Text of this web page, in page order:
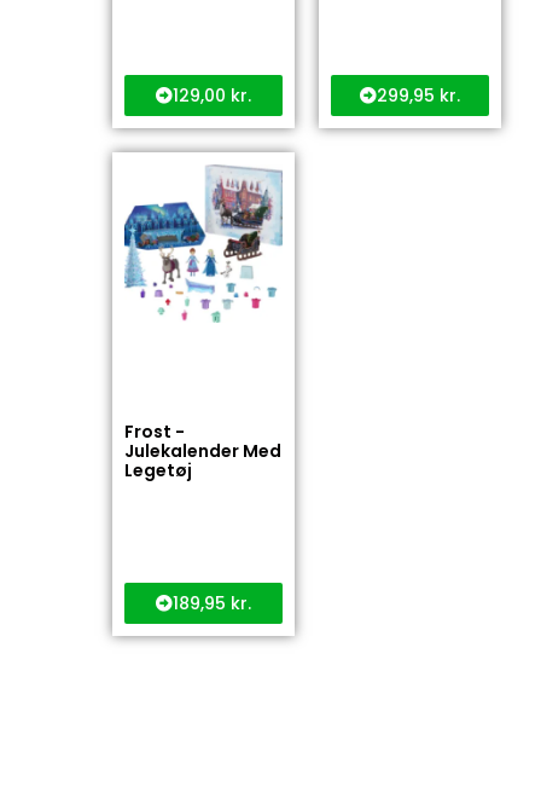
129,00 kr. 299,95 kr.
Frost -
Julekalender Med
Legetøj
189,95 kr.